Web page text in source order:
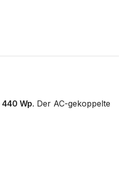
440 Wp. Der AC-gekoppelte